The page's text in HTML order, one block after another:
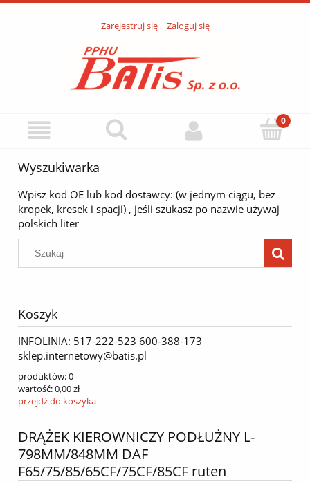
Zarejestruj się Zaloguj się
Wyszukiwarka
Wpisz kod OE lub kod dostawcy: (w jednym ciągu, bez
kropek, kresek i spacji) , jeśli szukasz po nazwie używaj
polskich liter
Koszyk
INFOLINIA: 517-222-523 600-388-173
sklep.internetowy@batis.pl
produktów:0
wartość:0,00 zł
przejdź do koszyka
DRĄŻEK KIEROWNICZY PODŁUŻNY L-
798MM/848MM DAF
F65/75/85/65CF/75CF/85CF ruten